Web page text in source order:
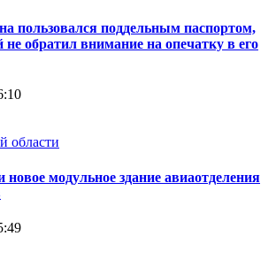
пользовался поддельным паспортом,
не обратил внимание на опечатку в его
области
модульное здание авиаотделения